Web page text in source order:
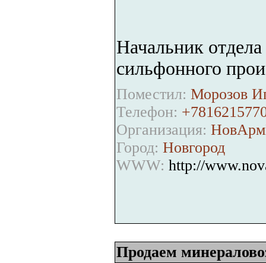
Начальник
сильфонного
Поместил: Морозов
Телефон:
Организация:
Город: Новгород
WWW: http://
Продаем